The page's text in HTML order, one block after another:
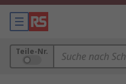
Teile-Nr.